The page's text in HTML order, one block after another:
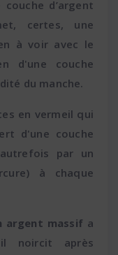
d’argent
certes, une
à voir avec le
d'une couche
du manche.
en vermeil qui
d'une couche
par un
à chaque
argent massif a
noircit après